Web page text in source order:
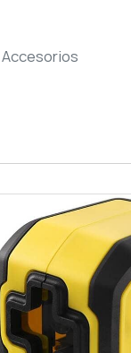
Accesorios